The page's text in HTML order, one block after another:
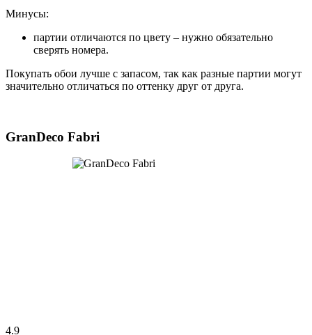
Минусы:
партии отличаются по цвету – нужно обязательно
сверять номера.
Покупать обои лучше с запасом, так как разные партии могут
значительно отличаться по оттенку друг от друга.
GranDeco Fabri
4.9